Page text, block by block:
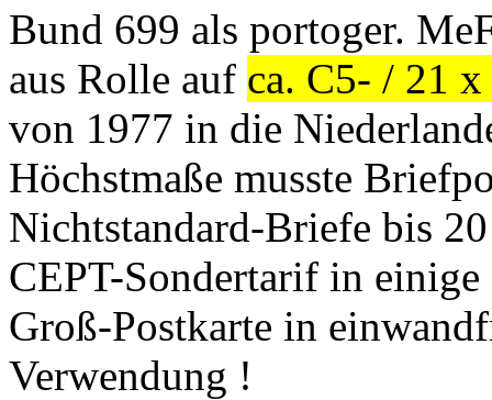
Bund 699 als portoger.
aus Rolle auf ca. C5- / 21
von 1977 in die
Höchstmaße musste
Nichtstandard-Briefe bis
CEPT-Sondertarif in
Groß-Postkarte in
Verwendung !